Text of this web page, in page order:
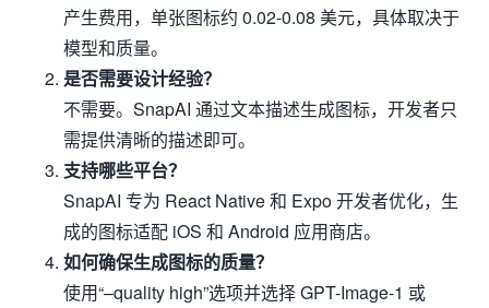
产生费用，单张图标约 0.02-0.08 美元，具体取决于
模型和质量。
是否需要设计经验？
不需要。SnapAI 通过文本描述生成图标，开发者只
需提供清晰的描述即可。
支持哪些平台？
SnapAI 专为 React Native 和 Expo 开发者优化，生
成的图标适配 iOS 和 Android 应用商店。
如何确保生成图标的质量？
使用“–quality high”选项并选择 GPT-Image-1 或